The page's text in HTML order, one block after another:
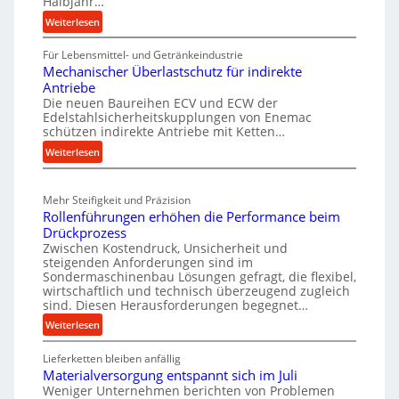
h
r
o
u
s
t
s
t
e
i
g
v
o
n
p
i
n
d
l
a
n
Weiterlesen:
M
a
s
h
i
n
e
n
a
u
-
B
e
s
t
e
l
l
u
n
Für Lebensmittel- und Getränkeindustrie
Mechanischer Überlastschutz für indirekte
Antriebe
Die neuen Baureihen ECV und ECW der
Edelstahlsicherheitskupplungen von Enemac
schützen indirekte Antriebe mit Ketten…
Weiterlesen:
M
c
h
a
n
i
s
c
e
Ü
b
Mehr Steifigkeit und Präzision
Rollenführungen erhöhen die Performance beim
Drückprozess
Zwischen Kostendruck, Unsicherheit und
steigenden Anforderungen sind im
Sondermaschinenbau Lösungen gefragt, die flexibel,
wirtschaftlich und technisch überzeugend zugleich
sind. Diesen Herausforderungen begegnet…
Weiterlesen:
R
o
l
l
Lieferketten bleiben anfällig
Materialversorgung entspannt sich im Juli
Weniger Unternehmen berichten von Problemen